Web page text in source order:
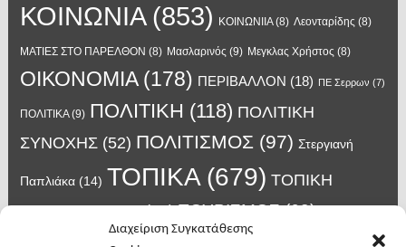
Διαχείριση Συγκατάθεσης
ΚΟΙΝΩΝΙΑ(853) ΚΟΙΝΩΝΙΙΑ(8) Λεονταρίδης (8)
ΜΑΤΙΕΣ ΣΤΟ ΠΑΡΕΛΘΟΝ (8) Μασλαρινός (9) Μεγκλας Χρήστος (8)
ΟΙΚΟΝΟΜΙΑ(178) ΠΕΡΙΒΑΛΛΟΝ (18) ΠΕ Σερρων (7)
ΠΟΛΙΤΙΚΑ(9) ΠΟΛΙΤΙΚΗ (118) ΠΟΛΙΤΙΚΗ
ΣΥΝΟΧΗΣ(52) ΠΟΛΙΤΙΣΜΟΣ (97) Στεργιανή
Παπλιάκα(14) ΤΟΠΙΚΑ(679) ΤΟΠΙΚΗ
ΑΥΤΟΔΙΟΙΚΗΣΗ(45) ΤΟΥΡΙΣΜΟΣ(63)
(14) Χατζηβασιλειου